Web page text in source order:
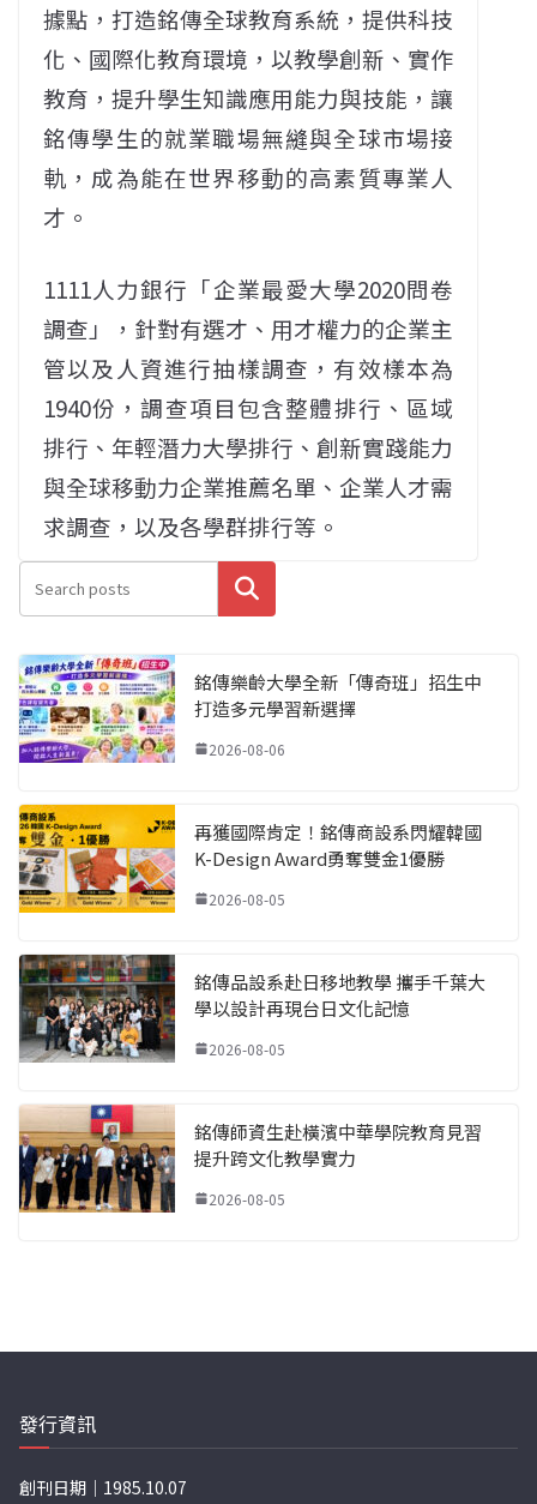
據點，打造銘傳全球教育系統，提供科技
化、國際化教育環境，以教學創新、實作
教育，提升學生知識應用能力與技能，讓
銘傳學生的就業職場無縫與全球市場接
軌，成為能在世界移動的高素質專業人
才。
1111人力銀行「企業最愛大學2020問卷
調查」，針對有選才、用才權力的企業主
管以及人資進行抽樣調查，有效樣本為
1940份，調查項目包含整體排行、區域
排行、年輕潛力大學排行、創新實踐能力
與全球移動力企業推薦名單、企業人才需
求調查，以及各學群排行等。
搜尋
銘傳樂齡大學全新「傳奇班」招生中
打造多元學習新選擇
2026-08-06
再獲國際肯定！銘傳商設系閃耀韓國
K-Design Award勇奪雙金1優勝
2026-08-05
銘傳品設系赴日移地教學 攜手千葉大
學以設計再現台日文化記憶
2026-08-05
銘傳師資生赴橫濱中華學院教育見習
提升跨文化教學實力
2026-08-05
發行資訊
創刊日期｜1985.10.07